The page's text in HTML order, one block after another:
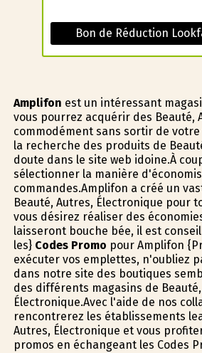
Bon de Réduction
Amplifon est un intéressant
vous pourrez acquérir des Beauté,
commodément sans sortir de votre
la recherche des produits de
doute dans le site web idoine.À
sélectionner la manière
commandes.Amplifon a créé un
Beauté, Autres, Électronique pour
vous désirez réaliser des
laisseront bouche bée, il est
les} Codes Promo pour Amplifon
exécuter vos emplettes, n'oubliez
dans notre site des boutiques
des différents magasins de
Électronique.Avec l'aide de nos
rencontrerez les établissements
Autres, Électronique et vous
promos en échangeant les Codes